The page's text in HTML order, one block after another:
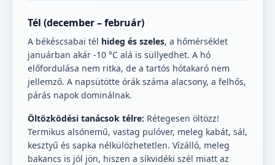
Tél (december – február)
A békéscsabai tél hideg és szeles, a hőmérséklet
januárban akár -10 °C alá is süllyedhet. A hó
előfordulása nem ritka, de a tartós hótakaró nem
jellemző. A napsütötte órák száma alacsony, a felhős,
párás napok dominálnak.
Öltözködési tanácsok télre: Rétegesen öltözz!
Termikus alsónemű, vastag pulóver, meleg kabát, sál,
kesztyű és sapka nélkülözhetetlen. Vízálló, meleg
bakancs is jól jön, hiszen a síkvidéki szél miatt az